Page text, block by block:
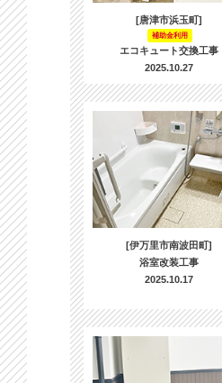
[唐津市浜玉町]
補助金利用
エコキュート交換工事
2025.10.27
[伊万里市南波田町]
浴室改装工事
2025.10.17